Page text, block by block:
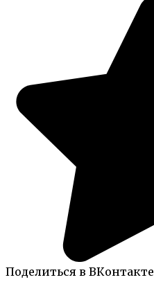
Поделиться в ВКонтакте